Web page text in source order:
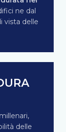
ne dal
vista delle
delle